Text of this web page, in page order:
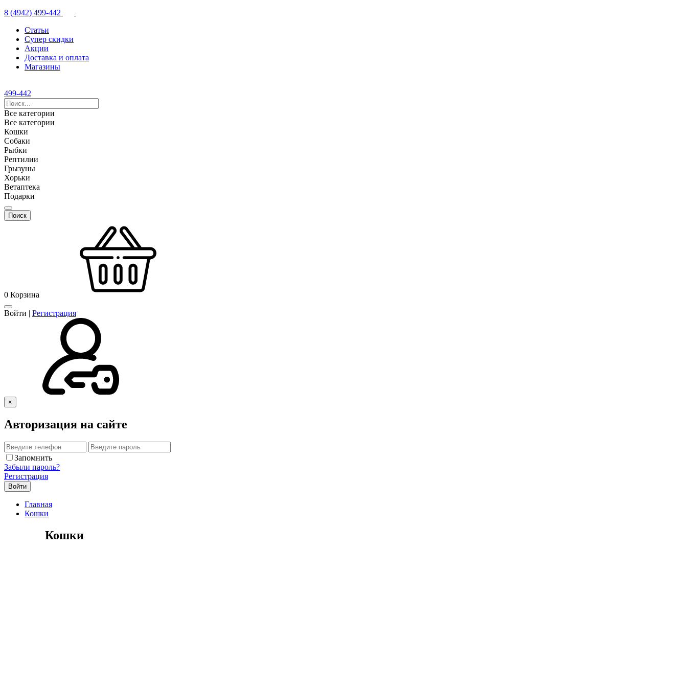
8 (4942) 499-442
Статьи
Супер скидки
Акции
Доставка и оплата
Магазины
499-442
Все категории
Все категории
Кошки
Собаки
Рыбки
Рептилии
Грызуны
Хорьки
Ветаптека
Подарки
0 Корзина
Войти | Регистрация
×
Авторизация на сайте
Запомнить
Забыли пароль?
Регистрация
Главная
Кошки
Кошки